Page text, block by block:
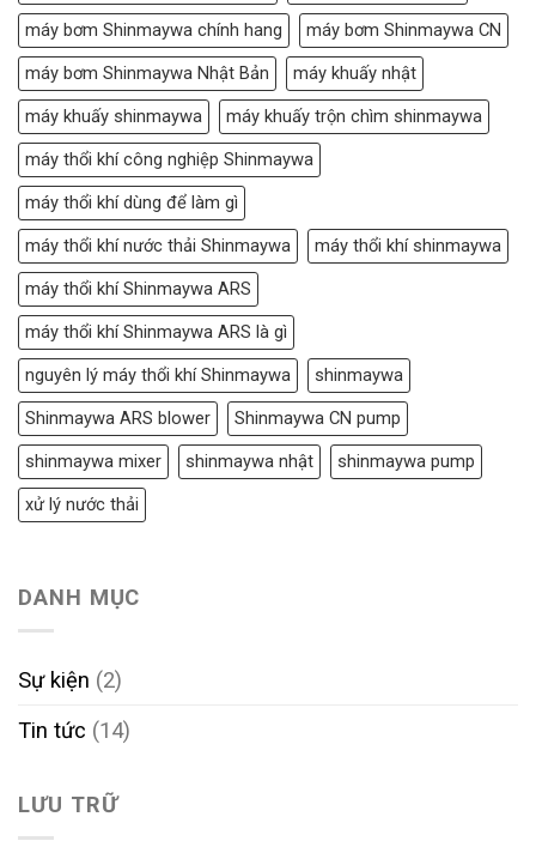
máy bơm Shinmaywa chính hang
máy bơm Shinmaywa CN
máy bơm Shinmaywa Nhật Bản
máy khuấy nhật
máy khuấy shinmaywa
máy khuấy trộn chìm shinmaywa
máy thổi khí công nghiệp Shinmaywa
máy thổi khí dùng để làm gì
máy thổi khí nước thải Shinmaywa
máy thổi khí shinmaywa
máy thổi khí Shinmaywa ARS
máy thổi khí Shinmaywa ARS là gì
nguyên lý máy thổi khí Shinmaywa
shinmaywa
Shinmaywa ARS blower
Shinmaywa CN pump
shinmaywa mixer
shinmaywa nhật
shinmaywa pump
xử lý nước thải
DANH MỤC
Sự kiện (2)
Tin tức (14)
LƯU TRỮ